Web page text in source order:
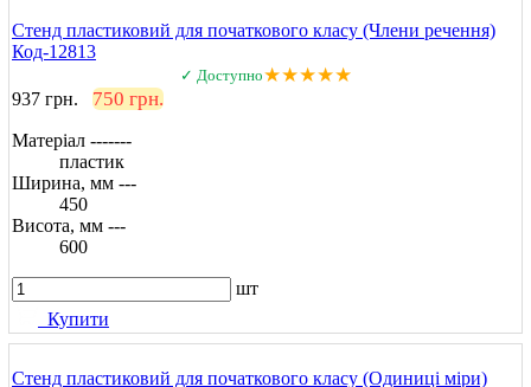
Стенд пластиковий для початкового класу (Члени речення)
Код-12813
✓ Доступно★★★★★
937 грн. 750 грн.
Матеріал -------
пластик
Ширина, мм ---
450
Висота, мм ---
600
шт
Купити
Стенд пластиковий для початкового класу (Одиниці міри)